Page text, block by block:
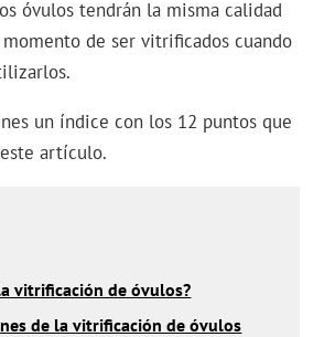
óvulos tendrán la misma calidad
de ser vitrificados cuando
un índice con los 12 puntos que
artículo.
vitrificación de óvulos?
de la vitrificación de óvulos